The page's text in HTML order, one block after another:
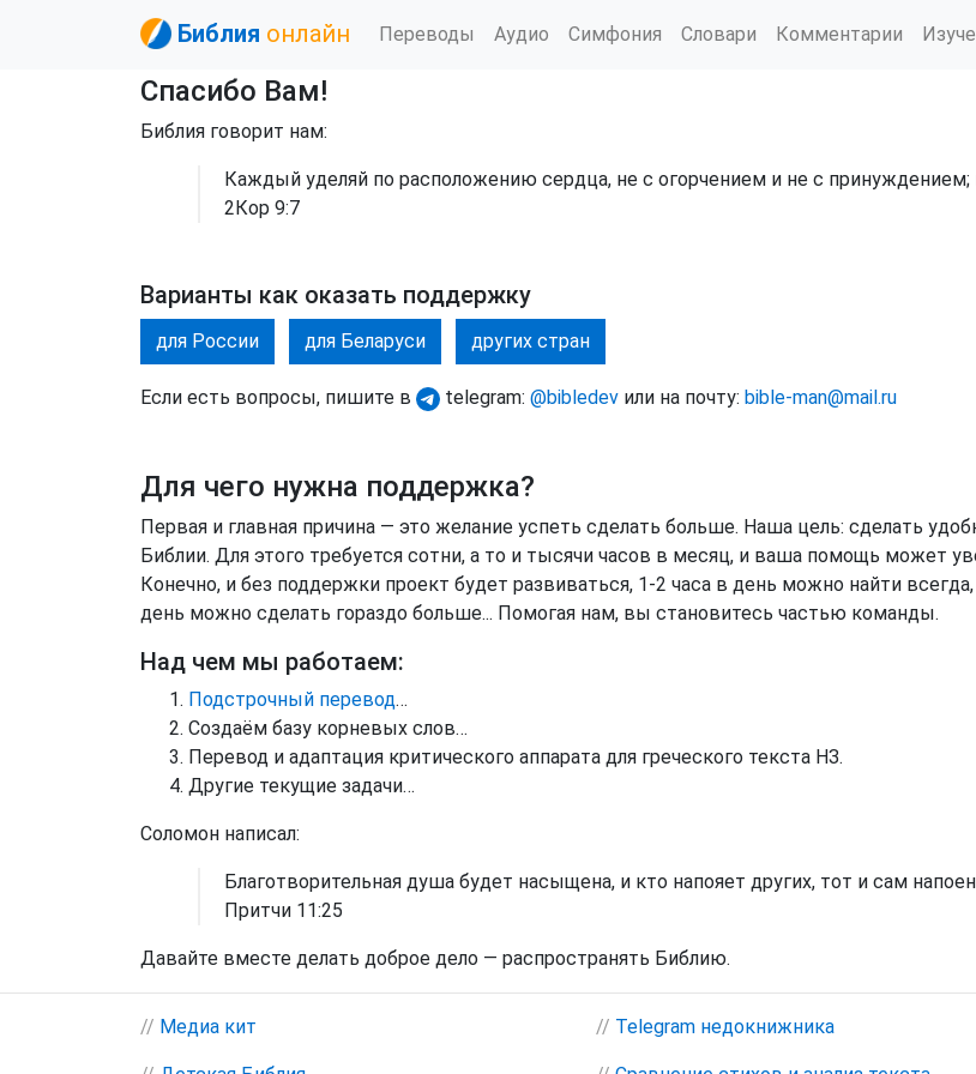
Библия онлайн Переводы Аудио Симфония Словари Комментарии
Спасибо Вам!
Библия говорит нам:
Каждый уделяй по расположению сердца, не с огорчением и не с
2Кор 9:7
Варианты как оказать поддержку
для России для Беларуси других стран
Если есть вопросы, пишите в telegram: @bibledev или на почту: bible-man@mail.ru
Для чего нужна поддержка?
Первая и главная причина — это желание успеть сделать больше. Наша цель: сделать
Библии. Для этого требуется сотни, а то и тысячи часов в месяц, и ваша помощь может
Конечно, и без поддержки проект будет развиваться, 1-2 часа в день можно найти всегда,
день можно сделать гораздо больше... Помогая нам, вы становитесь частью команды.
Над чем мы работаем:
Подстрочный перевод…
Создаём базу корневых слов…
Перевод и адаптация критического аппарата для греческого текста НЗ.
Другие текущие задачи…
Соломон написал:
Благотворительная душа будет насыщена, и кто напояет других, тот и сам
Притчи 11:25
Давайте вместе делать доброе дело — распространять Библию.
// Медиа кит // Telegram недокнижника